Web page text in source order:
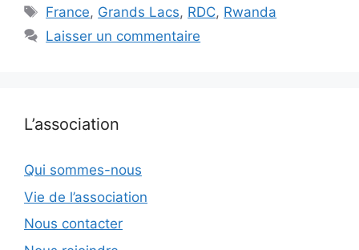
Étiquettes
France, Grands Lacs, RDC, Rwanda
Laisser un commentaire
L’association
Qui sommes-nous
Vie de l’association
Nous contacter